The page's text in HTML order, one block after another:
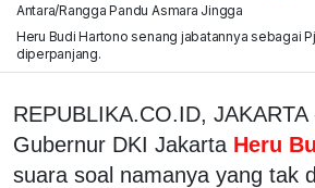
Antara/Rangga Pandu Asmara Jingga
Heru Budi Hartono senang jabatannya sebagai
diperpanjang.
REPUBLIKA.CO.ID,
Gubernur DKI Jakarta Heru
suara soal namanya yang tak